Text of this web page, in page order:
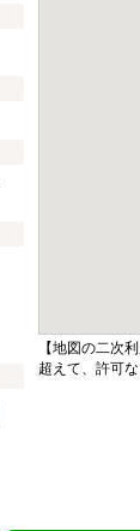
【地図の二次
超えて、許可